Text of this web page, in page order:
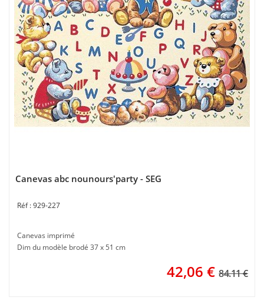
Canevas abc nounours'party - SEG
929-227
Canevas imprimé
Dim du modèle brodé 37 x 51 cm
42,06 € 84.11 €